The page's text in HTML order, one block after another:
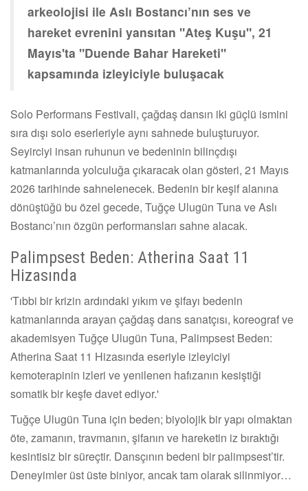
arkeolojisi ile Aslı Bostancı’nın ses ve
hareket evrenini yansıtan "Ateş Kuşu", 21
Mayıs'ta "Duende Bahar Hareketi"
kapsamında izleyiciyle buluşacak
Solo Performans Festivali, çağdaş dansın iki güçlü ismini
sıra dışı solo eserleriyle aynı sahnede buluşturuyor.
Seyirciyi insan ruhunun ve bedeninin bilinçdışı
katmanlarında yolculuğa çıkaracak olan gösteri, 21 Mayıs
2026 tarihinde sahnelenecek. Bedenin bir keşif alanına
dönüştüğü bu özel gecede, Tuğçe Ulugün Tuna ve Aslı
Bostancı’nın özgün performansları sahne alacak.
Palimpsest Beden: Atherina Saat 11
Hizasında
'Tıbbi bir krizin ardındaki yıkım ve şifayı bedenin
katmanlarında arayan çağdaş dans sanatçısı, koreograf ve
akademisyen Tuğçe Ulugün Tuna, Palimpsest Beden:
Atherina Saat 11 Hizasında eseriyle izleyiciyi
kemoterapinin izleri ve yenilenen hafızanın kesiştiği
somatik bir keşfe davet ediyor.'
Tuğçe Ulugün Tuna için beden; biyolojik bir yapı olmaktan
öte, zamanın, travmanın, şifanın ve hareketin iz bıraktığı
kesintisiz bir süreçtir. Dansçının bedeni bir palimpsest’tir.
Deneyimler üst üste biniyor, ancak tam olarak silinmiyor…